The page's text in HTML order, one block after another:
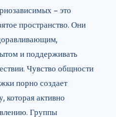
– это
пространство. Они
и поддерживать
Чувство общности
порно создает
активно
Группы